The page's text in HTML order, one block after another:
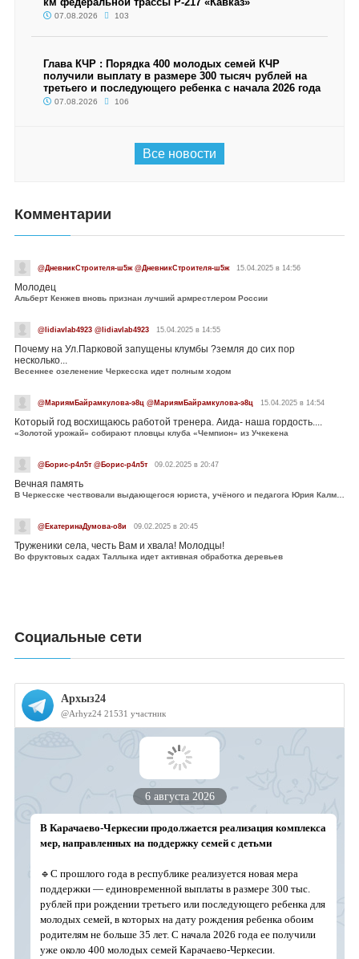
07.08.2026 103
Глава КЧР : Порядка 400 молодых семей КЧР
получили выплату в размере 300 тысяч рублей на
третьего и последующего ребенка с начала 2026 года
07.08.2026 106
Все новости
Комментарии
@ДневникСтроителя-ш5ж @ДневникСтроителя-ш5ж 15.04.2025 в 14:56
Молодец
Альберт Кенжев вновь признан лучший армрестлером России
@lidiavlab4923 @lidiavlab4923 15.04.2025 в 14:55
Почему на Ул.Парковой запущены клумбы ?земля до сих пор
несколько...
Весеннее озеленение Черкесска идет полным ходом
@МариямБайрамкулова-э8ц @МариямБайрамкулова-э8ц 15.04.2025 в 14:54
Который год восхищаюсь работой тренера. Аида- наша гордость....
«Золотой урожай» собирают пловцы клуба «Чемпион» из Учкекена
@Борис-р4л5т @Борис-р4л5т 09.02.2025 в 20:47
Вечная память
В Черкесске чествовали выдающегося юриста, учёного и педагога Юрия Калмыкова
@ЕкатеринаДумова-о8и 09.02.2025 в 20:45
Труженики села, честь Вам и хвала! Молодцы!
Во фруктовых садах Таллыка идет активная обработка деревьев
Социальные сети